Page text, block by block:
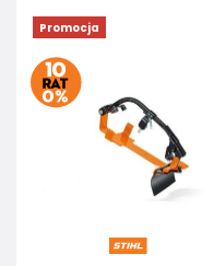
Promocja